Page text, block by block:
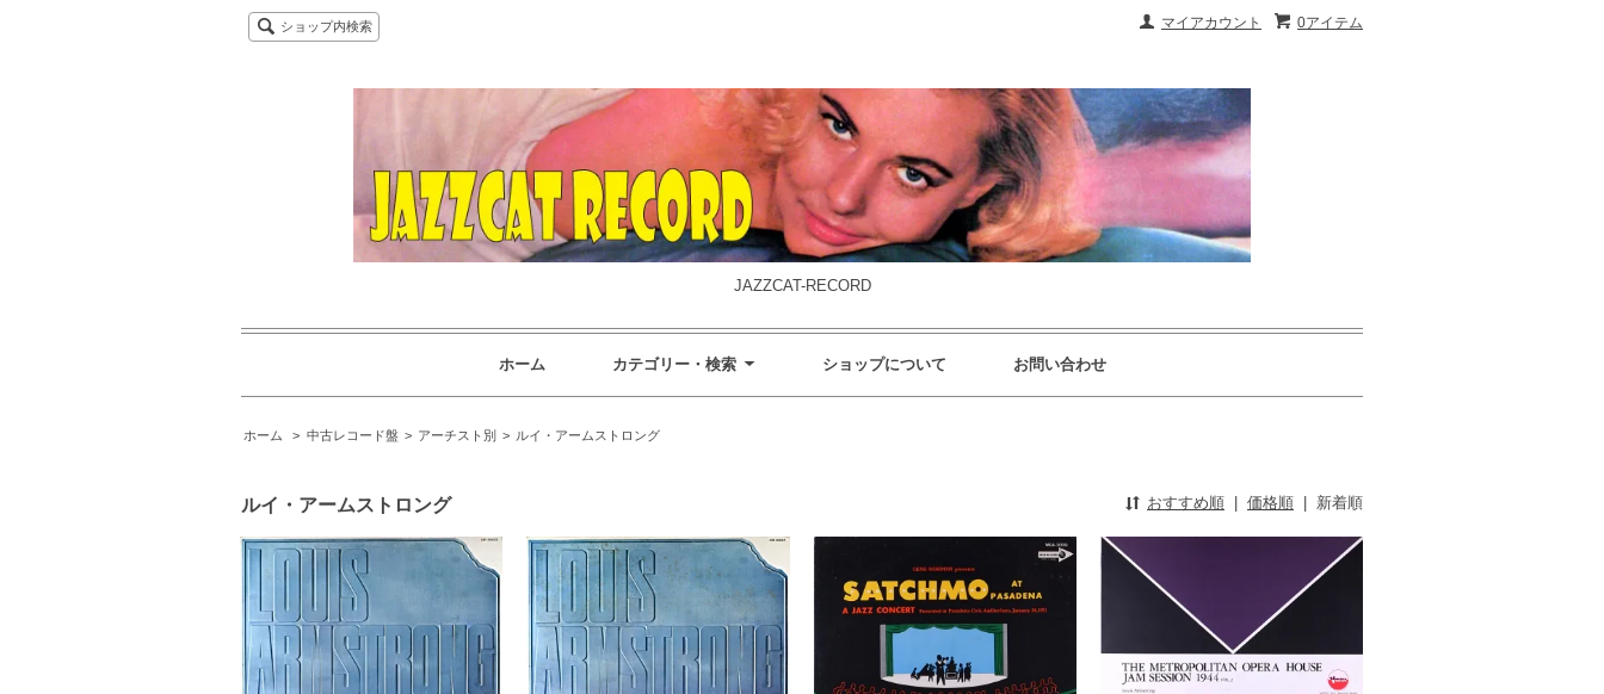
0アイテム
マイアカウント
ショップ内検索
JAZZCAT-RECORD
ホーム カテゴリー・検索 ショップについて お問い合わせ
ホーム > 中古レコード盤 > アーチスト別 > ルイ・アームストロング
ルイ・アームストロング おすすめ順 価格順 新着順